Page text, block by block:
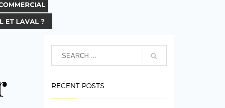
ET LAVAL ?
RECENT POSTS